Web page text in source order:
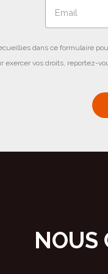
dans ce formulaire
exercer vos droits, reportez-
NOUS